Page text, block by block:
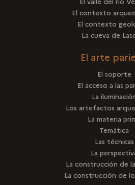
El contexto
El contexto
La cueva de
El arte
El soporte
El acceso a las
La
Los artefactos
La materia
Temática
Las técnicas
La
La construcción de
La construcción de